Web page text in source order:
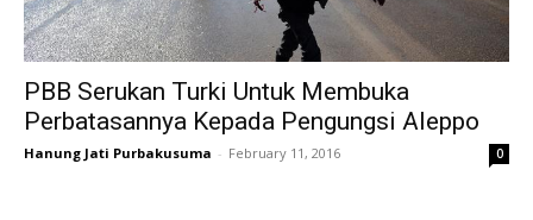
PBB Serukan Turki Untuk Membuka
Perbatasannya Kepada Pengungsi Aleppo
Hanung Jati Purbakusuma - February 11, 2016 0